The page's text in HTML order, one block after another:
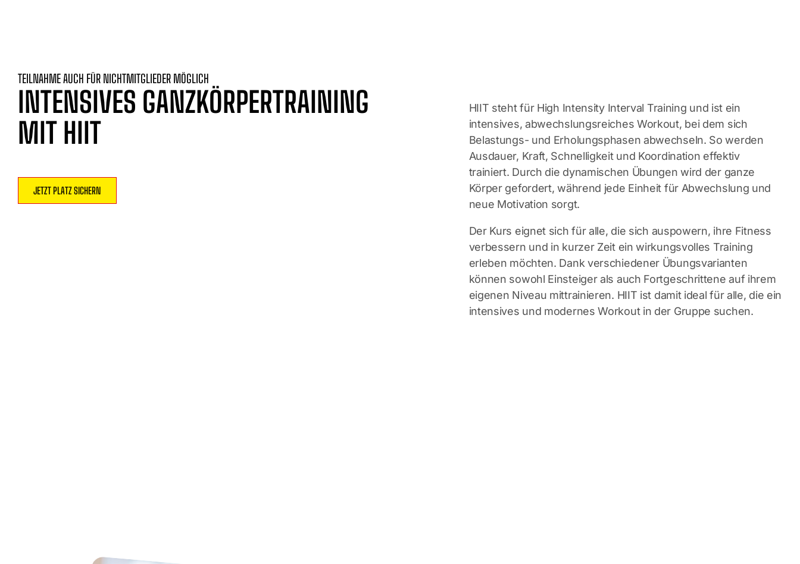
TEILNAHME AUCH FÜR NICHTMITGLIEDER MÖGLICH
INTENSIVES GANZKÖRPERTRAINING
MIT HIIT
JETZT PLATZ SICHERN
HIIT steht für High Intensity Interval Training und ist ein
intensives, abwechslungsreiches Workout, bei dem sich
Belastungs- und Erholungsphasen abwechseln. So werden
Ausdauer, Kraft, Schnelligkeit und Koordination effektiv
trainiert. Durch die dynamischen Übungen wird der ganze
Körper gefordert, während jede Einheit für Abwechslung und
neue Motivation sorgt.
Der Kurs eignet sich für alle, die sich auspowern, ihre Fitness
verbessern und in kurzer Zeit ein wirkungsvolles Training
erleben möchten. Dank verschiedener Übungsvarianten
können sowohl Einsteiger als auch Fortgeschrittene auf ihrem
eigenen Niveau mittrainieren. HIIT ist damit ideal für alle, die ein
intensives und modernes Workout in der Gruppe suchen.